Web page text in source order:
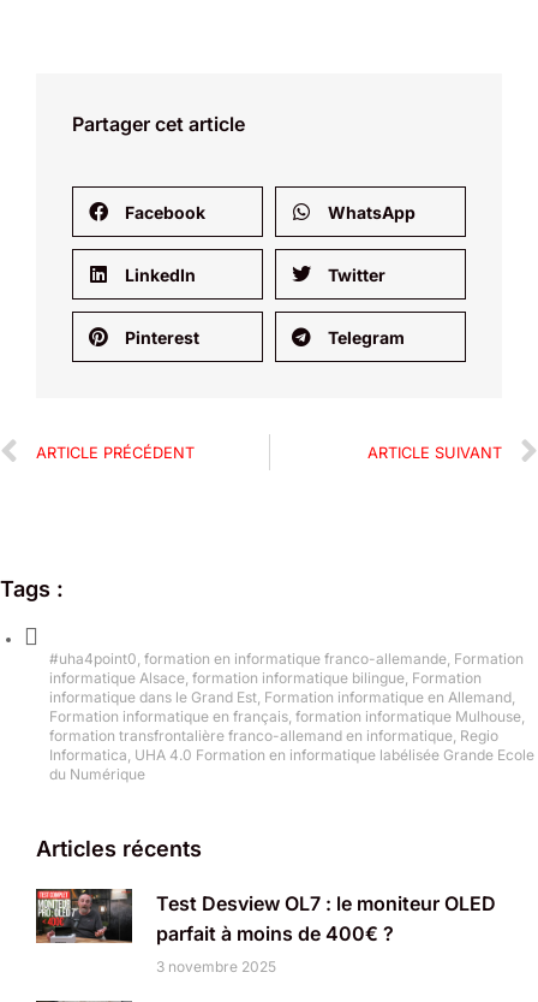
Partager cet article
Facebook WhatsApp
LinkedIn Twitter
Pinterest Telegram
ARTICLE PRÉCÉDENT ARTICLE SUIVANT
Tags :
#uha4point0, formation en informatique franco-allemande, Formation
informatique Alsace, formation informatique bilingue, Formation
informatique dans le Grand Est, Formation informatique en Allemand,
Formation informatique en français, formation informatique Mulhouse,
formation transfrontalière franco-allemand en informatique, Regio
Informatica, UHA 4.0 Formation en informatique labélisée Grande Ecole
du Numérique
Articles récents
Test Desview OL7 : le moniteur OLED
parfait à moins de 400€ ?
3 novembre 2025